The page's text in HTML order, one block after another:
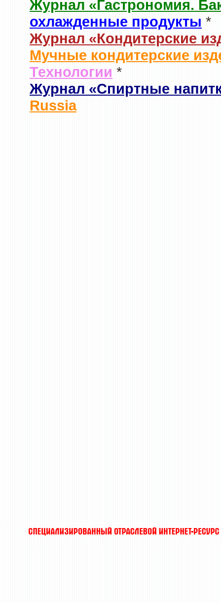
Журнал «Гастрономия.
охлажденные продукты *
Журнал «Кондитерские
Мучные кондитерские
Технологии *
Журнал «Спиртные
Russia